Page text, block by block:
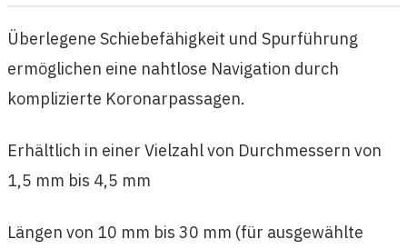
Überlegene Schiebefähigkeit und Spurführung
ermöglichen eine nahtlose Navigation durch
komplizierte Koronarpassagen.
Erhältlich in einer Vielzahl von Durchmessern von
1,5 mm bis 4,5 mm
Längen von 10 mm bis 30 mm (für ausgewählte